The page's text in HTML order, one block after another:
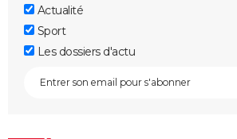
Actualité
Sport
Les dossiers d'actu